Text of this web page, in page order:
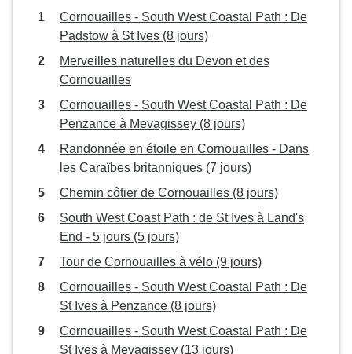
Cornouailles - South West Coastal Path : De
Padstow à St Ives (8 jours)
Merveilles naturelles du Devon et des
Cornouailles
Cornouailles - South West Coastal Path : De
Penzance à Mevagissey (8 jours)
Randonnée en étoile en Cornouailles - Dans
les Caraïbes britanniques (7 jours)
Chemin côtier de Cornouailles (8 jours)
South West Coast Path : de St Ives à Land's
End - 5 jours (5 jours)
Tour de Cornouailles à vélo (9 jours)
Cornouailles - South West Coastal Path : De
St Ives à Penzance (8 jours)
Cornouailles - South West Coastal Path : De
St Ives à Mevagissey (13 jours)